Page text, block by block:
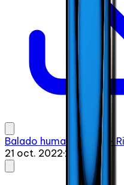
Balado humaniste #6 -
21 oct. 2022·20:51